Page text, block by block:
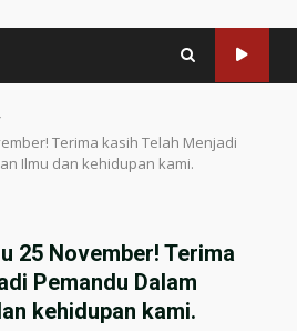
Terima kasih Telah Menjadi
Ilmu dan kehidupan kami.
25 November! Terima
Pemandu Dalam
kehidupan kami.